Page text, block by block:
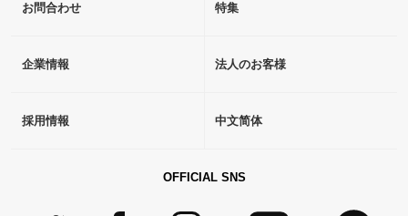
お問合わせ 特集
企業情報 法人のお客様
採用情報 中文简体
OFFICIAL SNS